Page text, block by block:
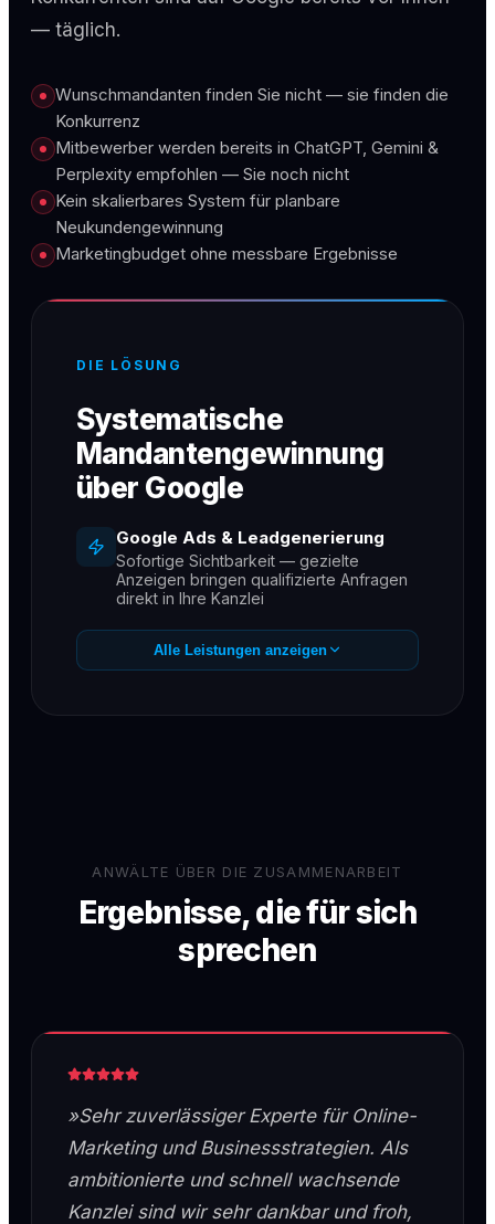
— täglich.
Wunschmandanten finden Sie nicht — sie finden die
Konkurrenz
Mitbewerber werden bereits in ChatGPT, Gemini &
Perplexity empfohlen — Sie noch nicht
Kein skalierbares System für planbare
Neukundengewinnung
Marketingbudget ohne messbare Ergebnisse
DIE LÖSUNG
Systematische
Mandantengewinnung
über Google
Google Ads & Leadgenerierung
Sofortige Sichtbarkeit — gezielte
Anzeigen bringen qualifizierte Anfragen
direkt in Ihre Kanzlei
SEO für Kanzleien
Dauerhaft auf Seite 1 für Ihre wichtigsten
Alle Leistungen anzeigen
ANWÄLTE ÜBER DIE ZUSAMMENARBEIT
Ergebnisse, die für sich
sprechen
»Sehr zuverlässiger Experte für Online-
Marketing und Businessstrategien. Als
ambitionierte und schnell wachsende
Kanzlei sind wir sehr dankbar und froh,